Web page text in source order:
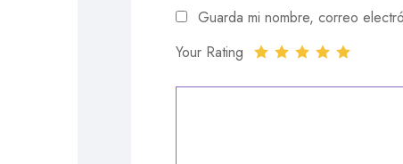
Guarda mi nombre, correo
Your Rating